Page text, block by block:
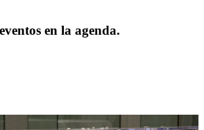
en la agenda.